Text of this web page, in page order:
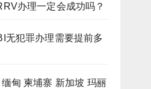
办理一定会成功吗？
无犯罪办理需要提前多
缅甸 柬埔寨 新加坡 玛丽